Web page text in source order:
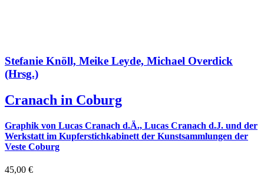
Stefanie Knöll, Meike Leyde, Michael Overdick
(Hrsg.)
Cranach in Coburg
Graphik von Lucas Cranach d.Ä., Lucas Cranach d.J. und der
Werkstatt im Kupferstichkabinett der Kunstsammlungen der
Veste Coburg
45,00 €